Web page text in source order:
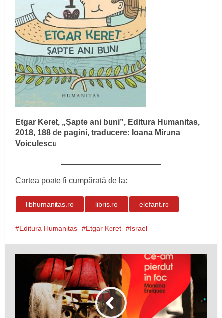
Etgar Keret, „Şapte ani buni”, Editura Humanitas,
2018, 188 de pagini, traducere: Ioana Miruna
Voiculescu
Cartea poate fi cumpărată de la:
libhumanitas.ro libris.ro elefant.ro
Editura Humanitas Etgar Keret Israel